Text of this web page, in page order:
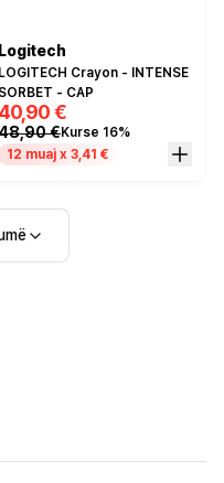
Logitech
LOGITECH Crayon - INTENSE
SORBET - CAP
40,90 €
€Kurse 16%
12 muaj x 3,41 €